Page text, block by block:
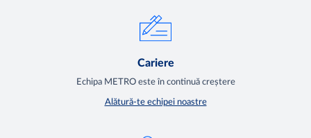
Cariere
Echipa METRO este în continuă creștere
Alătură-te echipei noastre